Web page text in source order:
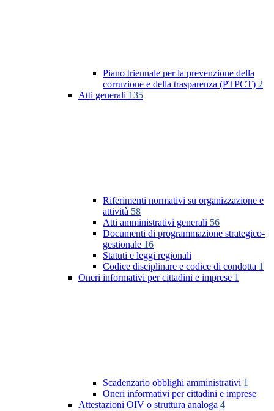
Piano triennale per la prevenzione della
corruzione e della trasparenza (PTPCT) 2
Atti generali 135
Riferimenti normativi su organizzazione e
attività 58
Atti amministrativi generali 56
Documenti di programmazione strategico-
gestionale 16
Statuti e leggi regionali
Codice disciplinare e codice di condotta 1
Oneri informativi per cittadini e imprese 1
Scadenzario obblighi amministrativi 1
Oneri informativi per cittadini e imprese
Attestazioni OIV o struttura analoga 4